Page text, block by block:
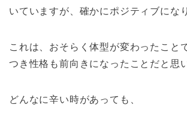
いていますが、確かにポジティブにな
これは、おそらく体型が変わったこと
つき性格も前向きになったことだと思
どんなに辛い時があっても、